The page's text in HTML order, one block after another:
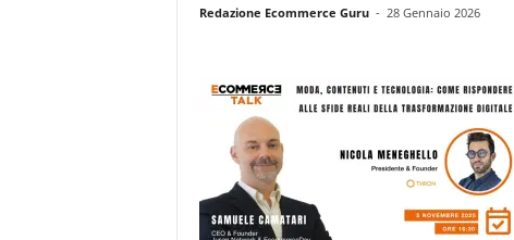
Redazione Ecommerce Guru - 28 Gennaio 2026